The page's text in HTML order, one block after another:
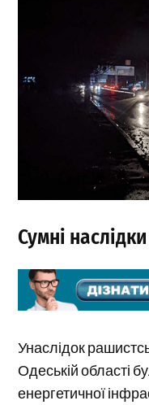
Сумні наслідки
Унаслідок
Одеській області
енергетичної